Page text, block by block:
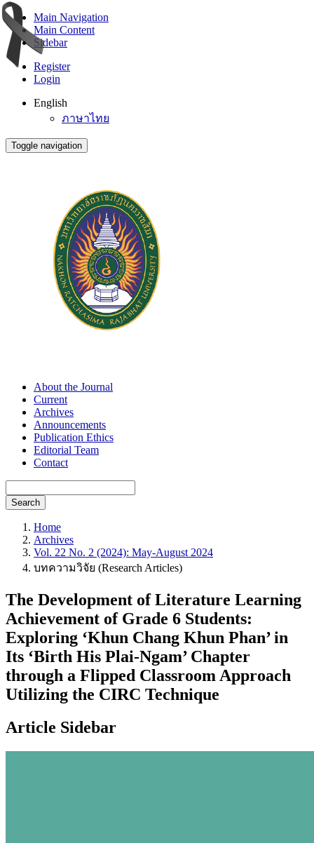
Main Navigation
Main Content
Sidebar
Register
Login
English
ภาษาไทย
Toggle navigation
About the Journal
Current
Archives
Announcements
Publication Ethics
Editorial Team
Contact
Search
Home
Archives
Vol. 22 No. 2 (2024): May-August 2024
บทความวิจัย (Research Articles)
The Development of Literature Learning
Achievement of Grade 6 Students:
Exploring ‘Khun Chang Khun Phan’ in
Its ‘Birth His Plai-Ngam’ Chapter
through a Flipped Classroom Approach
Utilizing the CIRC Technique
Article Sidebar